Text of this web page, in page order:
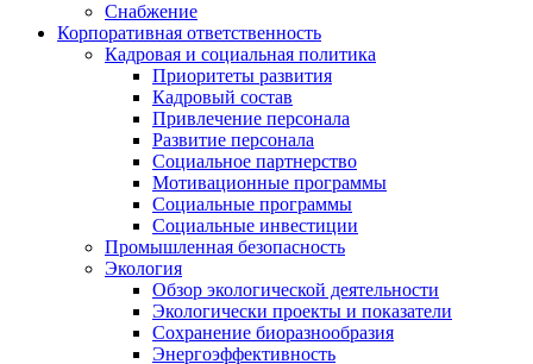
Снабжение
Корпоративная ответственность
Кадровая и социальная политика
Приоритеты развития
Кадровый состав
Привлечение персонала
Развитие персонала
Социальное партнерство
Мотивационные программы
Социальные программы
Социальные инвестиции
Промышленная безопасность
Экология
Обзор экологической деятельности
Экологически проекты и показатели
Сохранение биоразнообразия
Энергоэффективность